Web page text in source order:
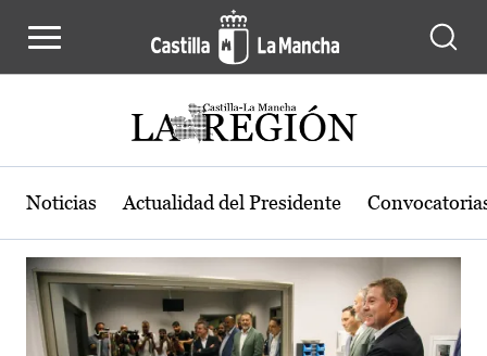
Actualidad de la región de Castilla-
Noticias Actualidad del Presidente